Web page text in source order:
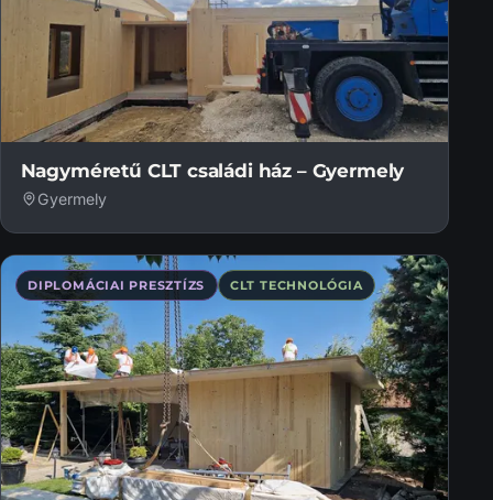
Nagyméretű CLT családi ház – Gyermely
Gyermely
DIPLOMÁCIAI PRESZTÍZS CLT TECHNOLÓGIA